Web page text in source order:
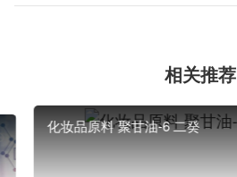
相关推荐
化妆品原料 聚甘油-6 二癸